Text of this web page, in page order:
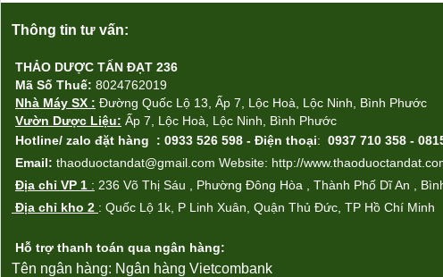
Thông tin tư vấn:
THẢO DƯỢC TẤN ĐẠT 236
Mã Số Thuế: 8024762019
Nhà Máy SX : Đường Quốc Lộ 13, Ấp 7, Lộc Hoà,
Lộc Ninh, Bình Phước
Vườn Dược Liệu: Ấp 7, L ộc Hoà L ộc Ninh, Bình Phước
Hotline/ zalo đặt hàng : 0933 526 598 - Điện thoại: 0937 710 358 -
Email: thaoduoctandat@gmail.com Website: http://
Địa chỉ VP 1 : 236 Võ Thị Sáu , Phường Đông Hòa , Thành Phố Dĩ An ,
Địa chỉ kho 2 : Quốc Lộ 1k , P Linh Xuân, Quận Thủ Đức , TP Hồ Chí Minh
Hỗ trợ thanh toán qua ngân hàng:
Tên ngân hàng: Ngân hàng Vietcombank